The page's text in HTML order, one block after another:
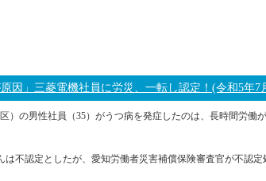
因」三菱電機社員に労災、一転し認定！(令和5年7
）の男性社員（35）がうつ病を発症したのは、長時間労働
不認定としたが、愛知労働者災害補償保険審査官が不認定